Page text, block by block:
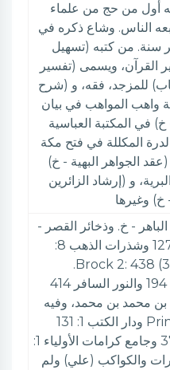
أول من حج من علماء
الناس. وشاع ذكره في
سنة. من كتبه (تسهيل
القرآن، ويسمى (تفسير
للمزجد، فقه، و (شرح
واهب المواهب في بيان
في المكتبة العباسية
المكللة في فتح مكة
الجواهر البهية - خ)
و (إرشاد الزائرين
خ) وغيرها
السنا الباهر - خ. وذخائر القصر -
خ. وخطط مبارك 3: 127 وشذرات الذهب 8:
292 و Brock 2: 438 (334) S 2: 461.
والكواكب السائرة 2: 194 والنور السافر 414
محمد بن محمد، وفيه
نسبه و 570 Princeton ودار الكتب 1: 131
وكشف الظنون 1: 376 وجامع كرامات الأولياء 1:
والكواكب (علي) ولم